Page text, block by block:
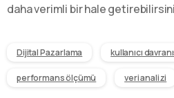
daha verimli bir hale
Dijital Pazarlama kullanıcı
performans ölçümü veri analizi